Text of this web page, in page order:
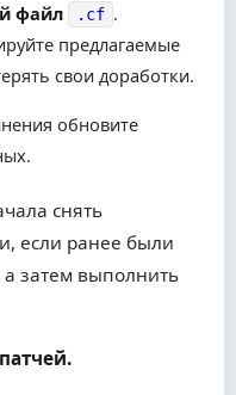
файл
.cf .
предлагаемые
свои доработки.
обновите
снять
если ранее были
затем выполнить